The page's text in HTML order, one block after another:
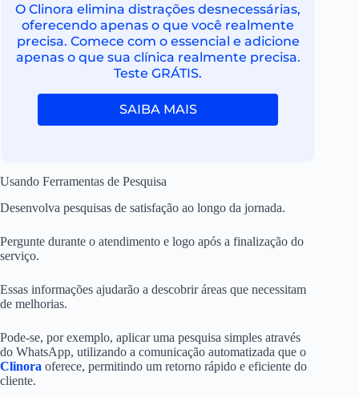
O Clinora elimina distrações desnecessárias,
oferecendo apenas o que você realmente
precisa. Comece com o essencial e adicione
apenas o que sua clínica realmente precisa.
Teste GRÁTIS.
SAIBA MAIS
Usando Ferramentas de Pesquisa
Desenvolva pesquisas de satisfação ao longo da jornada.
Pergunte durante o atendimento e logo após a finalização do
serviço.
Essas informações ajudarão a descobrir áreas que necessitam
de melhorias.
Pode-se, por exemplo, aplicar uma pesquisa simples através
do WhatsApp, utilizando a comunicação automatizada que o
Clinora oferece, permitindo um retorno rápido e eficiente do
cliente.